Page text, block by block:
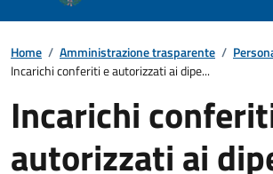
Home / Amministrazione trasparente /
Incarichi conferiti e autorizzati ai dipe...
Incarichi
autorizzati ai